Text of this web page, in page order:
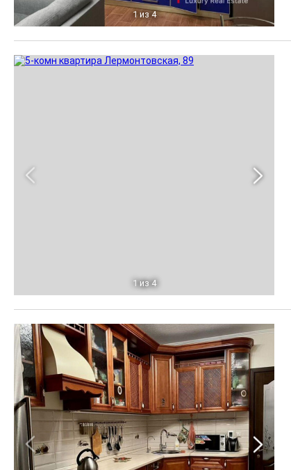
1 из 4
1 из 4